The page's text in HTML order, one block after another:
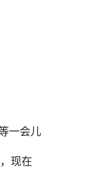
一会儿
现在